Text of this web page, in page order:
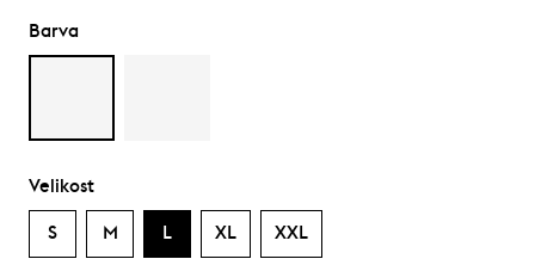
Barva
Velikost
S M L XL XXL